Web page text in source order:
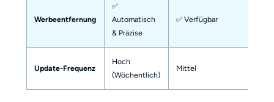
Werbeentfernung
✅
Automatisch
& Präzise
✅ Verfügbar
Update-Frequenz
Hoch
(Wöchentlich)
Mittel